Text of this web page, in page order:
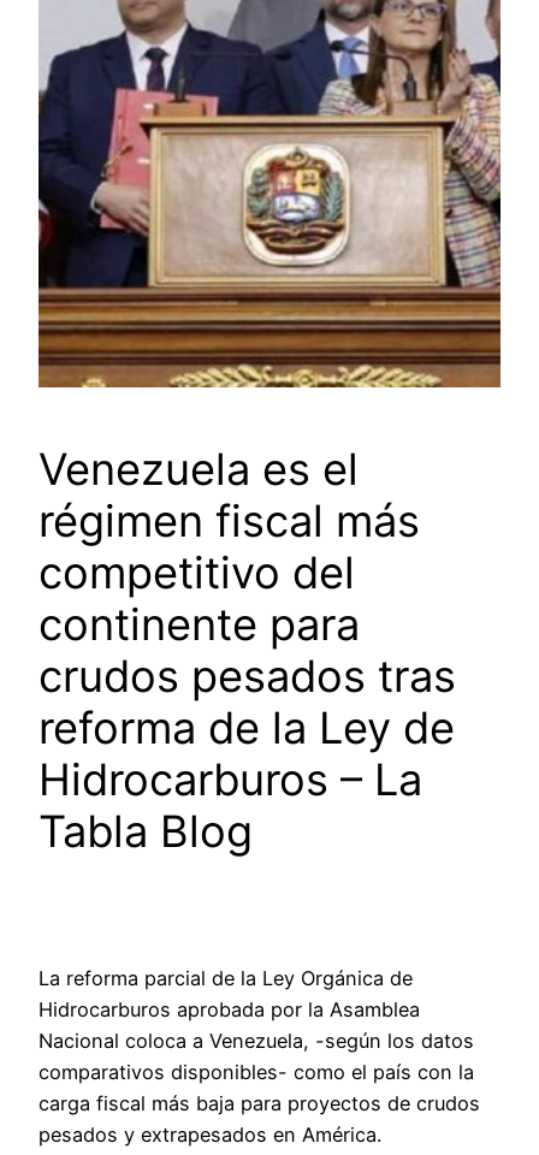
Venezuela es el
régimen fiscal más
competitivo del
continente para
crudos pesados tras
reforma de la Ley de
Hidrocarburos – La
Tabla Blog
La reforma parcial de la Ley Orgánica de
Hidrocarburos aprobada por la Asamblea
Nacional coloca a Venezuela, -según los datos
comparativos disponibles- como el país con la
carga fiscal más baja para proyectos de crudos
pesados y extrapesados en América.